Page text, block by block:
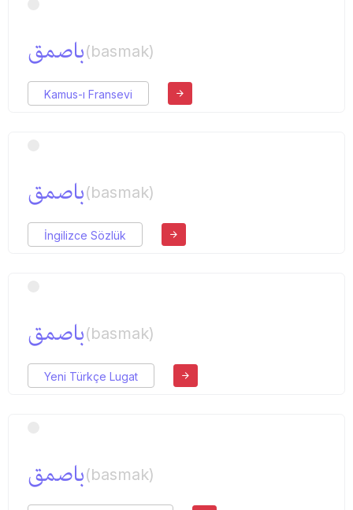
باصمق(basmak)
Kamus-ı Fransevi
باصمق(basmak)
İngilizce Sözlük
باصمق(basmak)
Yeni Türkçe Lugat
باصمق(basmak)